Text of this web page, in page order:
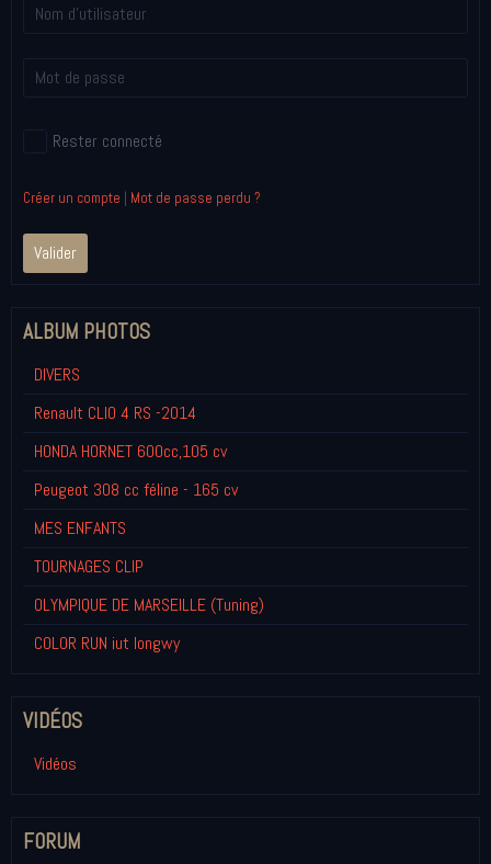
Rester connecté
Créer un compte | Mot de passe perdu ?
Valider
ALBUM PHOTOS
DIVERS
Renault CLIO 4 RS -2014
HONDA HORNET 600cc,105 cv
Peugeot 308 cc féline - 165 cv
MES ENFANTS
TOURNAGES CLIP
OLYMPIQUE DE MARSEILLE (Tuning)
COLOR RUN iut longwy
VIDÉOS
Vidéos
FORUM